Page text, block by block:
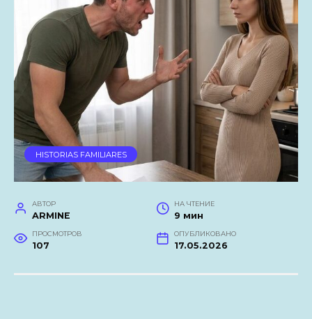
HISTORIAS FAMILIARES
АВТОР
ARMINE
НА ЧТЕНИЕ
9 мин
ПРОСМОТРОВ
107
ОПУБЛИКОВАНО
17.05.2026